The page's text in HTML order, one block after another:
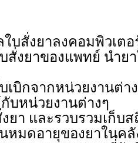
บสั่งยาลงคอมพิวเต
สั่งยาของแพทย์ นำย
เบิกจากหน่วยงานต่า
บหน่วยงานต่างๆ
ยา และรวบรวมเก็บ
หมดอายุของยาในค